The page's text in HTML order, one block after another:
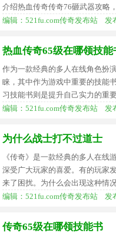
介绍热血传奇传奇76砸武器攻略
编辑：521fu.com传奇发布站 发
热血传奇65级在哪领技能
作为一款经典的多人在线角色扮
睐，其中作为游戏中重要的技能
习技能书则是提升自己实力的重
编辑：521fu.com传奇发布站 发
为什么战士打不过道士
《传奇》是一款经典的多人在线
深受广大玩家的喜爱。有的玩家
来了困扰。为什么会出现这种情
编辑：521fu.com传奇发布站 发
传奇65级在哪领技能书